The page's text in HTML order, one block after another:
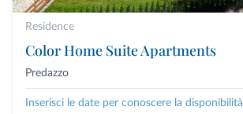
Residence
Color Home Suite Apartments
Predazzo
Inserisci le date per conoscere la disponibilità